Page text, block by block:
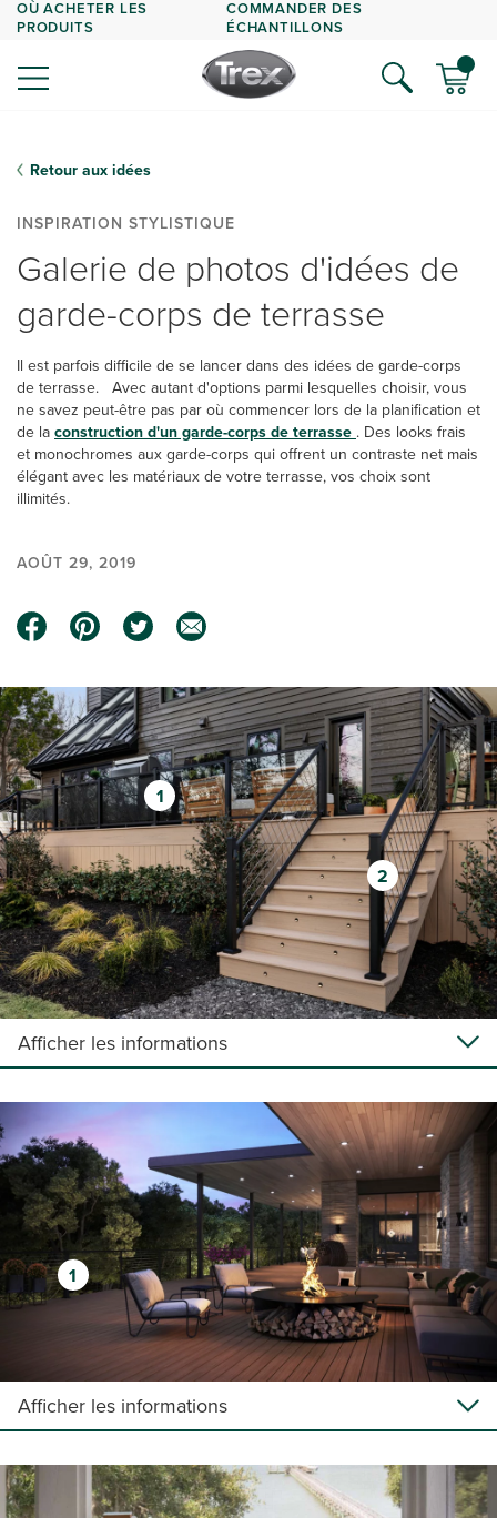
OÙ ACHETER LES
PRODUITS
COMMANDER DES
ÉCHANTILLONS
Retour aux idées
INSPIRATION STYLISTIQUE
Galerie de photos d'idées de
garde-corps de terrasse
Il est parfois difficile de se lancer dans des idées de garde-corps
de terrasse. Avec autant d'options parmi lesquelles choisir, vous
ne savez peut-être pas par où commencer lors de la planification et
de la construction d'un garde-corps de terrasse . Des looks frais
et monochromes aux garde-corps qui offrent un contraste net mais
élégant avec les matériaux de votre terrasse, vos choix sont
illimités.
AOÛT 29, 2019
1
2
Afficher les informations
1
Afficher les informations